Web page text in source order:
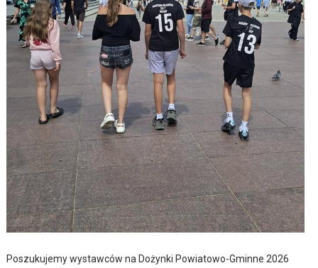
Poszukujemy wystawców na Dożynki Powiatowo-Gminne 2026